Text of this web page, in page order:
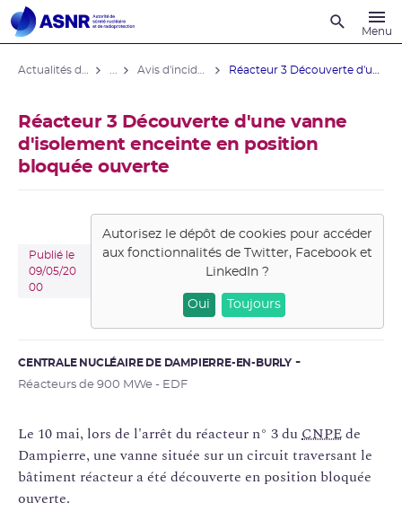
Menu
Réacteur 3 Découverte d'une vanne
d'isolement enceinte en position
bloquée ouverte
Publié le
09/05/20
00
Autorisez le dépôt de cookies pour accéder
aux fonctionnalités de Twitter, Facebook et
LinkedIn?
Oui Toujours
CENTRALE NUCLÉAIRE DE DAMPIERRE-EN-BURLY
Réacteurs de 900 MWe - EDF
Le 10 mai, lors de l'arrêt du réacteur n° 3 duCNPEde
Dampierre, une vanne située sur un circuit traversant le
bâtiment réacteur a été découverte en position bloquée
ouverte.